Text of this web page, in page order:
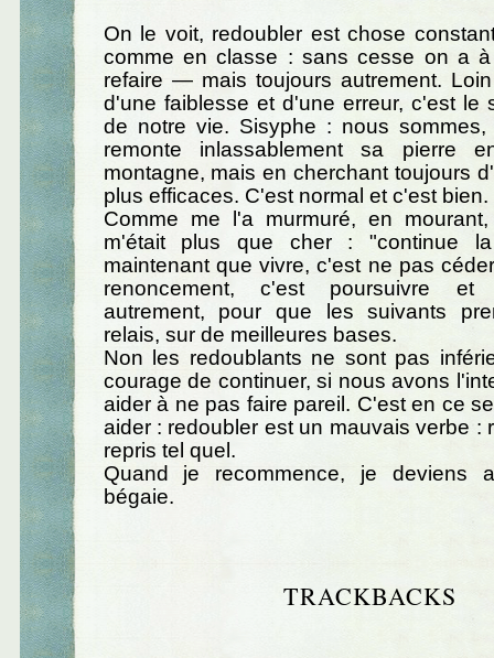
On le voit, redoubler est chose
comme en classe : sans cesse on a à
refaire — mais toujours autrement.
d'une faiblesse et d'une erreur, c'est le
de notre vie. Sisyphe : nous
remonte inlassablement sa pierre
montagne, mais en cherchant toujours
plus efficaces. C'est normal et c'est bien.
Comme me l'a murmuré, en
m'était plus que cher : "continue
maintenant que vivre, c'est ne pas
renoncement, c'est poursuivre et
autrement, pour que les suivants
relais, sur de meilleures bases.
Non les redoublants ne sont pas
courage de continuer, si nous avons
aider à ne pas faire pareil. C'est en ce
aider : redoubler est un mauvais verbe :
repris tel quel.
Quand je recommence, je deviens
bégaie.
TRACKBACKS